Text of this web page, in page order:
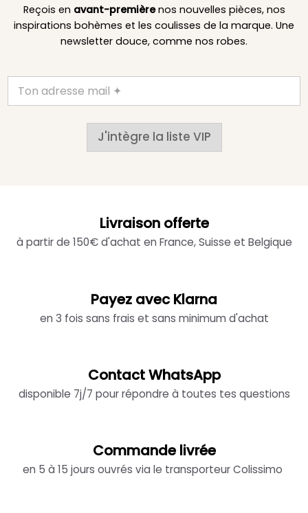
Reçois en avant-premièrenos nouvelles pièces, nos
inspirations bohèmes et les coulisses de la marque. Une
newsletter douce, comme nos robes.
J'intègre la liste VIP
Livraison offerte
à partir de 150€ d'achat en France, Suisse et Belgique
Payez avec Klarna
en 3 fois sans frais et sans minimum d'achat
Contact WhatsApp
disponible 7j/7 pour répondre à toutes tes questions
Commande livrée
en 5 à 15 jours ouvrés via le transporteur Colissimo